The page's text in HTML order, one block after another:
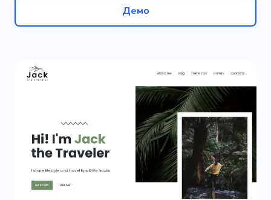
Демо